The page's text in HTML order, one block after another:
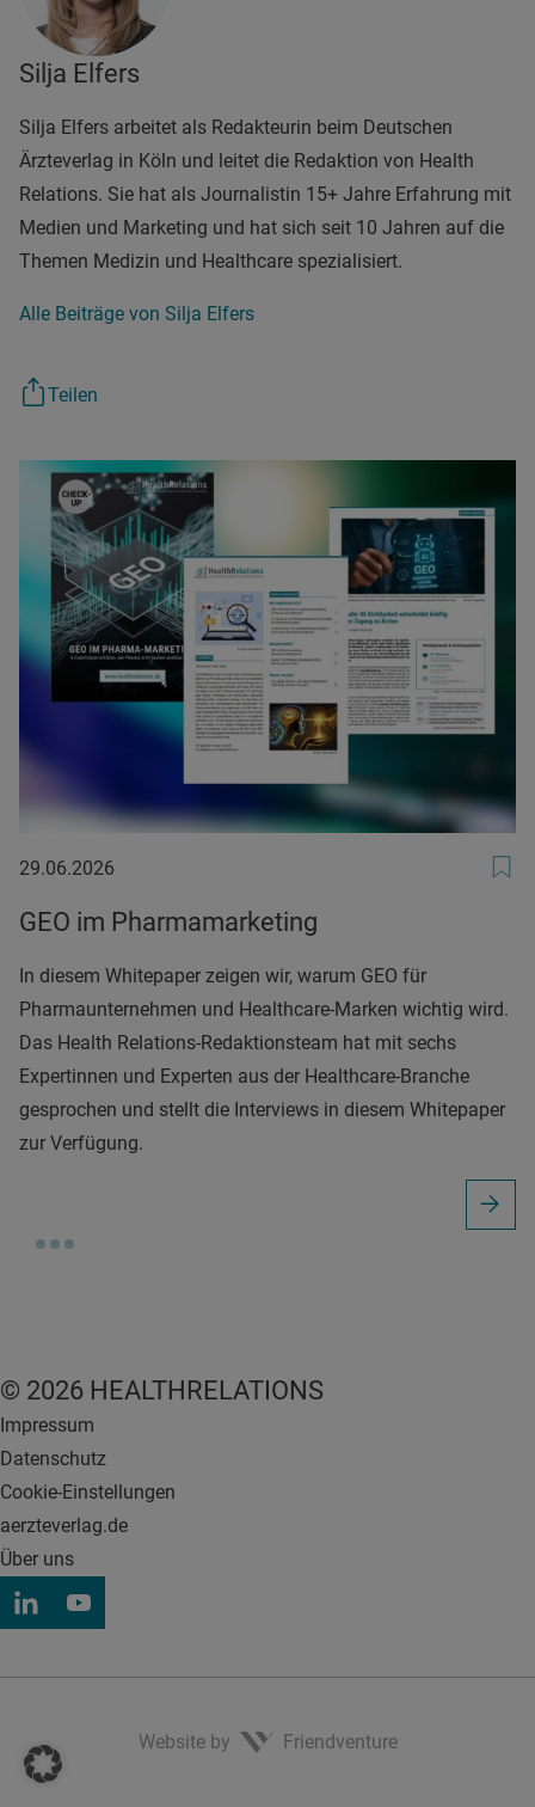
Silja Elfers
Silja Elfers arbeitet als Redakteurin beim Deutschen
Ärzteverlag in Köln und leitet die Redaktion von Health
Relations. Sie hat als Journalistin 15+ Jahre Erfahrung mit
Medien und Marketing und hat sich seit 10 Jahren auf die
Themen Medizin und Healthcare spezialisiert.
Alle Beiträge von Silja Elfers
Teilen
29.06.2026
29.06.2026
GEO im Pharmamarketing
In diesem Whitepaper zeigen wir, warum GEO für
Pharmaunternehmen und Healthcare-Marken wichtig wird.
Das Health Relations-Redaktionsteam hat mit sechs
Expertinnen und Experten aus der Healthcare-Branche
gesprochen und stellt die Interviews in diesem Whitepaper
zur Verfügung.
© 2026 HEALTHRELATIONS
Impressum
Datenschutz
Cookie-Einstellungen
aerzteverlag.de
Über uns
Website by Friendventure